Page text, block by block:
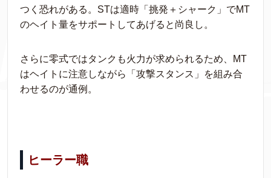
つく恐れがある。STは適時「挑発＋シャーク」でMT
のヘイト量をサポートしてあげると尚良し。
さらに零式ではタンクも火力が求められるため、MT
はヘイトに注意しながら「攻撃スタンス」を組み合
わせるのが通例。
ヒーラー職